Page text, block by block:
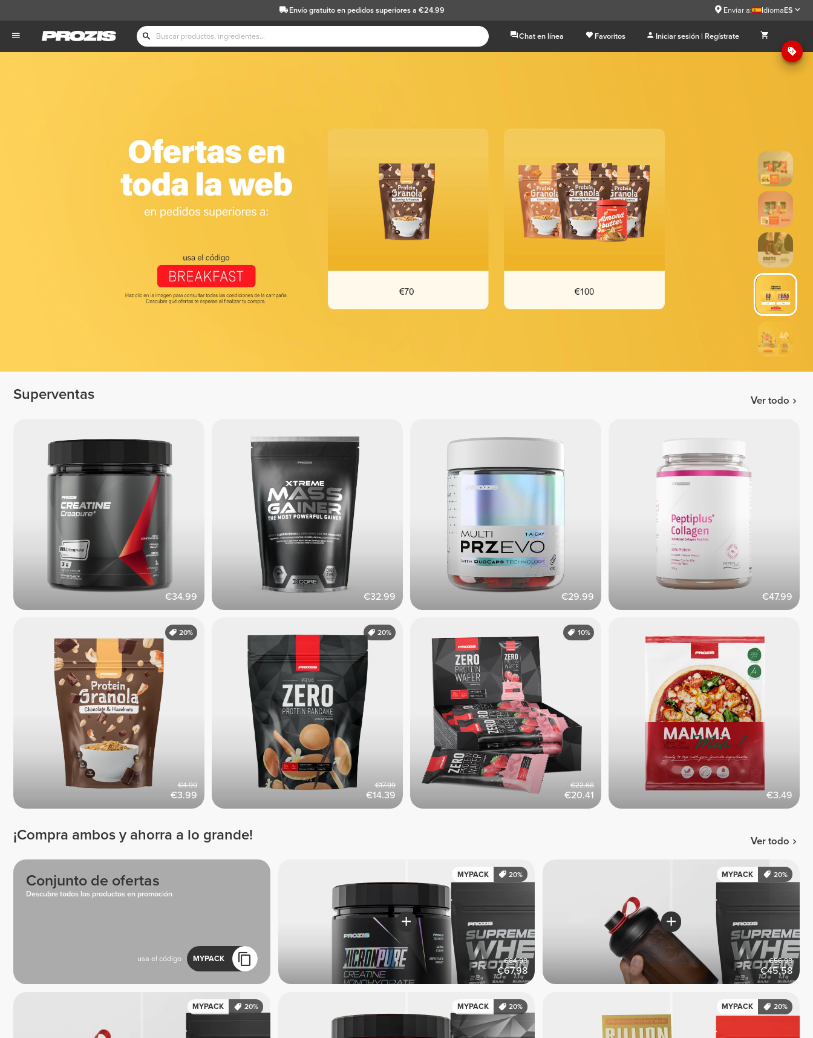
Envío gratuitoen pedidos superiores a €24.99 Enviar a: IdiomaES
Chat en línea Favoritos Iniciar sesión | Regístrate
Superventas Ver todo
€34.99 €32.99 €29.99 €47.99
€3.99
€4.99
20%
€14.39
€17.99
20%
€20.41
€22.68
10%
€3.49
¡Compra ambos y ahorra a lo grande! Ver todo
Conjunto de ofertas
Descubre todos los productos en promoción
usa el código MYPACK
MYPACK 20%
€67.98
€84.98
MYPACK 20%
€45.58
€56.98
MYPACK 20% MYPACK 20% MYPACK 20%